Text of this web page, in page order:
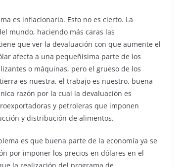
es inflacionaria. Esto no es cierto. La
mundo, haciendo más caras las
que ver la devaluación con que aumente el
afecta a una pequeñísima parte de los
o máquinas, pero el grueso de los
es nuestra, el trabajo es nuestro, buena
razón por la cual la devaluación es
y petroleras que imponen
y distribución de alimentos.
es que buena parte de la economía ya se
por imponer los precios en dólares en el
la realización del programa de